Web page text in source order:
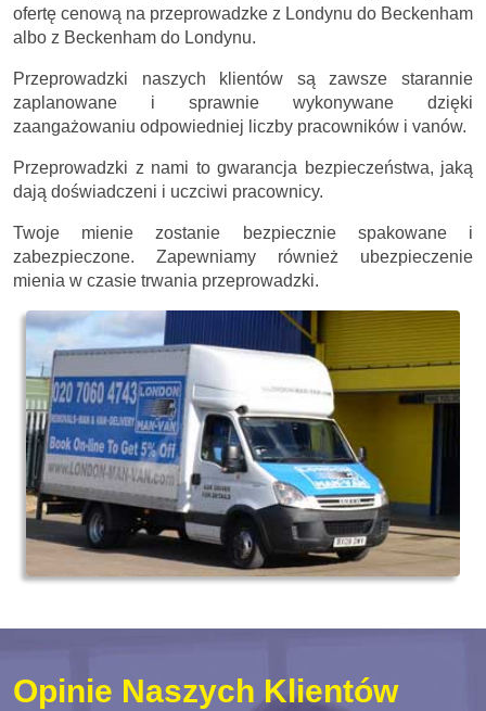
ofertę cenową na przeprowadzke z Londynu do Beckenham
albo z Beckenham do Londynu.
Przeprowadzki naszych klientów są zawsze starannie
zaplanowane i sprawnie wykonywane dzięki
zaangażowaniu odpowiedniej liczby pracowników i vanów.
Przeprowadzki z nami to gwarancja bezpieczeństwa, jaką
dają doświadczeni i uczciwi pracownicy.
Twoje mienie zostanie bezpiecznie spakowane i
zabezpieczone. Zapewniamy również ubezpieczenie
mienia w czasie trwania przeprowadzki.
Opinie Naszych Klientów